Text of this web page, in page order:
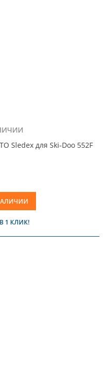
Sledex для Ski-Doo 552F
1 КЛИК!